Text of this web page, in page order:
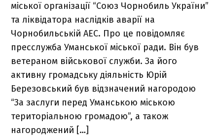
міської організації “Союз Чорнобиль України”
та ліквідатора наслідків аварії на
Чорнобильській АЕС. Про це повідомляє
пресслужба Уманської міської ради. Він був
ветераном військової служби. За його
активну громадську діяльність Юрій
Березовський був відзначений нагородою
“За заслуги перед Уманською міською
територіальною громадою”, а також
нагороджений […]